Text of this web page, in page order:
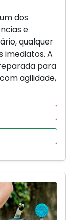
dos
e
qualquer
A
para
agilidade,